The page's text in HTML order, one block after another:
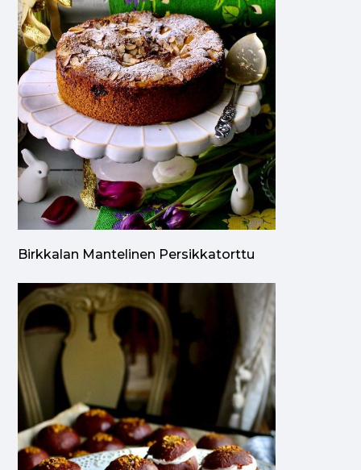
Birkkalan Mantelinen Persikkatorttu